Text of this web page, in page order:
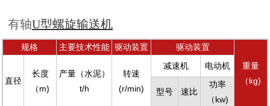
有轴U型螺旋输送机
规格 主要技术性能 驱动装置
驱动装置
重量
（kg)
直径
长度
（m)
产量（水泥）
t/h
转速
(r/min)
减速机 电动机
型号 速比
功率
（kw)